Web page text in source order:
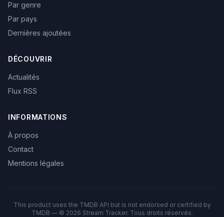
Par genre
Par pays
Dernières ajoutées
DÉCOUVRIR
Actualités
Flux RSS
INFORMATIONS
À propos
Contact
Mentions légales
This product uses the TMDB API but is not endorsed or certified by
TMDB — © 2026 Stream Tracker. Tous droits réservés.